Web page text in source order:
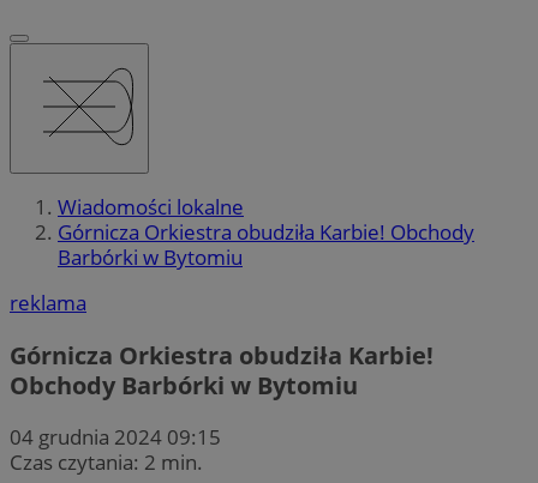
Wiadomości lokalne
Górnicza Orkiestra obudziła Karbie! Obchody
Barbórki w Bytomiu
reklama
Górnicza Orkiestra obudziła Karbie!
Obchody Barbórki w Bytomiu
04 grudnia 2024 09:15
Czas czytania: 2 min.